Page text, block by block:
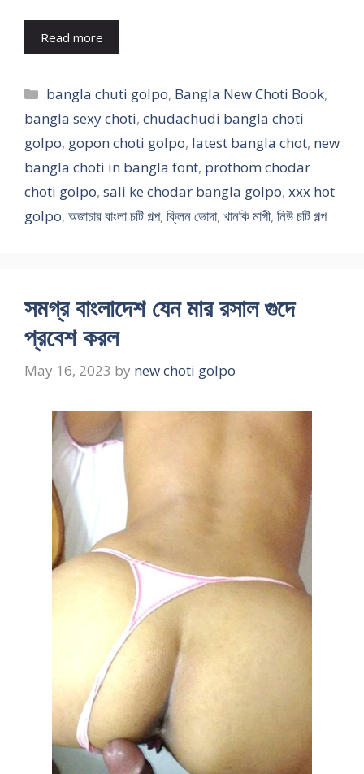
Read more
Categories
bangla chuti golpo, Bangla New Choti Book,
bangla sexy choti, chudachudi bangla choti
golpo, gopon choti golpo, latest bangla chot, new
bangla choti in bangla font, prothom chodar
choti golpo, sali ke chodar bangla golpo, xxx hot
golpo, অজাচার বাংলা চটি গল্প, ক্লিন ভোদা, খানকি মাগী, নিউ চটি গল্প
সমগ্র বাংলাদেশ যেন মার রসাল গুদে
প্রবেশ করল
May 16, 2023 by new choti golpo